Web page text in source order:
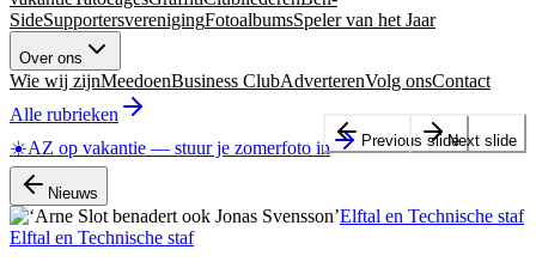
SideSupportersverenigingFotoalbumsSpeler van het Jaar
Over ons
Wie wij zijnMeedoenBusiness ClubAdverterenVolg onsContact
Alle rubrieken
☀️AZ op vakantie — stuur je zomerfoto in
Nieuws
Elftal en Technische staf
Elftal en Technische staf
Previous slideNext slide